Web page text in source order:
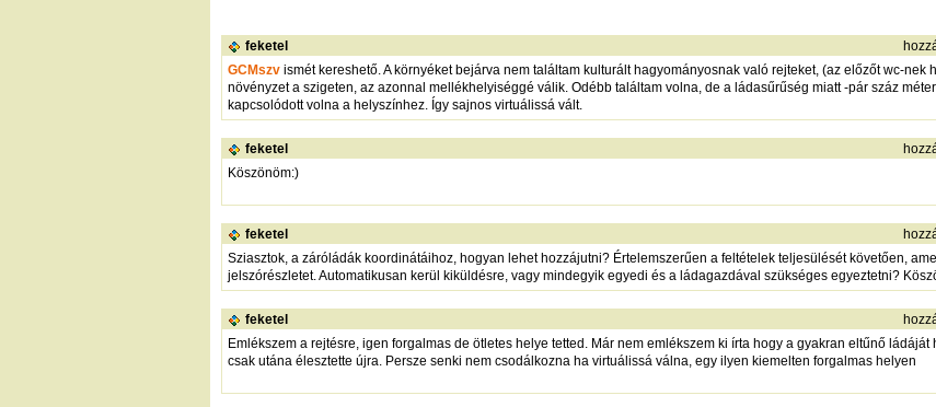
feketel
GCMszv ismét kereshető. A környéket bejárva nem találtam kulturált hagyományosnak való rejteket, (az előzőt wc-nek
növényzet a szigeten, az azonnal mellékhelyiséggé válik. Odébb találtam volna, de a ládasűrűség miatt -pár száz
kapcsolódott volna a helyszínhez. Így sajnos virtuálissá vált.
feketel
Köszönöm:)
feketel
Sziasztok, a záróládák koordinátáihoz, hogyan lehet hozzájutni? Értelemszerűen a feltételek teljesülését követően,
jelszórészletet. Automatikusan kerül kiküldésre, vagy mindegyik egyedi és a ládagazdával szükséges egyeztetni?
feketel
Emlékszem a rejtésre, igen forgalmas de ötletes helye tetted. Már nem emlékszem ki írta hogy a gyakran eltűnő
csak utána élesztette újra. Persze senki nem csodálkozna ha virtuálissá válna, egy ilyen kiemelten forgalmas helyen